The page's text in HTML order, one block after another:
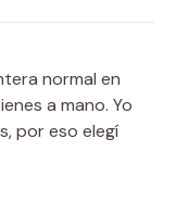
normal en
a mano. Yo
por eso elegí